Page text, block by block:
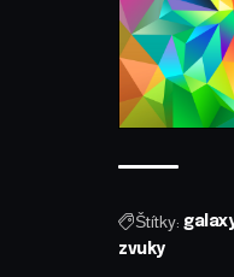
Štítky:
zvuky